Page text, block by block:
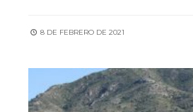
8 DE FEBRERO DE 2021